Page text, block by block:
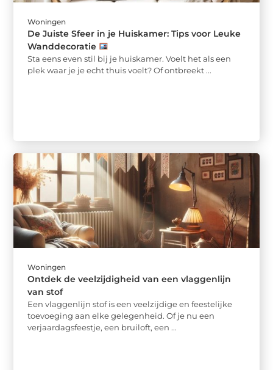
Woningen
De Juiste Sfeer in je Huiskamer: Tips voor Leuke
Wanddecoratie
Sta eens even stil bij je huiskamer. Voelt het als een
plek waar je je echt thuis voelt? Of ontbreekt ...
Woningen
Ontdek de veelzijdigheid van een vlaggenlijn
van stof
Een vlaggenlijn stof is een veelzijdige en feestelijke
toevoeging aan elke gelegenheid. Of je nu een
verjaardagsfeestje, een bruiloft, een ...